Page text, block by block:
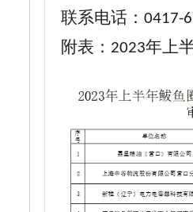
联系电话： 0417-6
附表： 2023年上